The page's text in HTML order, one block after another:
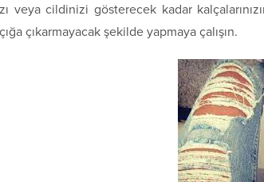
veya cildinizi gösterecek kadar
çıkarmayacak şekilde yapmaya çalışın.